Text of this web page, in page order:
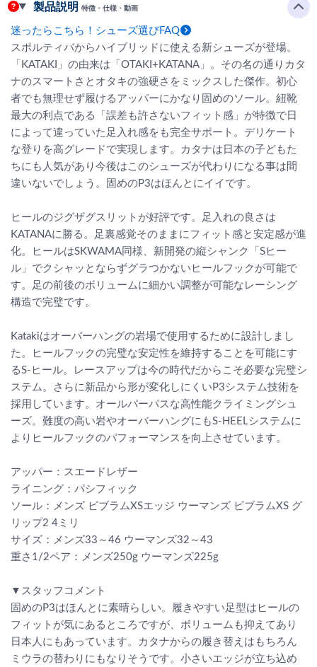
製品説明 特徴・仕様・動画
迷ったらこちら！シューズ選びFAQ
スポルティバからハイブリッドに使える新シューズが登場。
「KATAKI」の由来は「OTAKI+KATANA」。その名の通りカタ
ナのスマートさとオタキの強硬さをミックスした傑作。初心
者でも無理せず履けるアッパーにかなり固めのソール。紐靴
最大の利点である「誤差も許さないフィット感」が特徴で日
によって違っていた足入れ感をも完全サポート。デリケート
な登りを高グレードで実現します。カタナは日本の子どもた
ちにも人気があり今後はこのシューズが代わりになる事は間
違いないでしょう。固めのP3はほんとにイイです。
ヒールのジグザグスリットが好評です。足入れの良さは
KATANAに勝る。足裏感覚そのままにフィット感と安定感が進
化。ヒールはSKWAMA同様、新開発の縦シャンク「Sヒー
ル」でクシャッとならずグラつかないヒールフックが可能で
す。足の前後のボリュームに細かい調整が可能なレーシング
構造で完璧です。
Katakiはオーバーハングの岩場で使用するために設計しまし
た。ヒールフックの完璧な安定性を維持することを可能にす
るS-ヒール。レースアップは今の時代だからこそ必要な完璧シ
ステム。さらに新品から形が変化しにくいP3システム技術を
採用しています。オールパーパスな高性能クライミングシュ
ーズ。難度の高い岩やオーバーハングにもS-HEELシステムに
よりヒールフックのパフォーマンスを向上させています。
アッパー：スエードレザー
ライニング：パシフィック
ソール：メンズ ビブラムXSエッジ ウーマンズ ビブラムXS グ
リップ2 4ミリ
サイズ：メンズ33～46 ウーマンズ32～43
重さ1/2ペア：メンズ250g ウーマンズ225g
▼スタッフコメント
固めのP3はほんとに素晴らしい。履きやすい足型はヒールの
フィットが気にあるところですが、ボリュームも抑えてあり
日本人にもあっています。カタナからの履き替えはもちろん
ミウラの替わりにもなりそうです。小さいエッジが立ち込め